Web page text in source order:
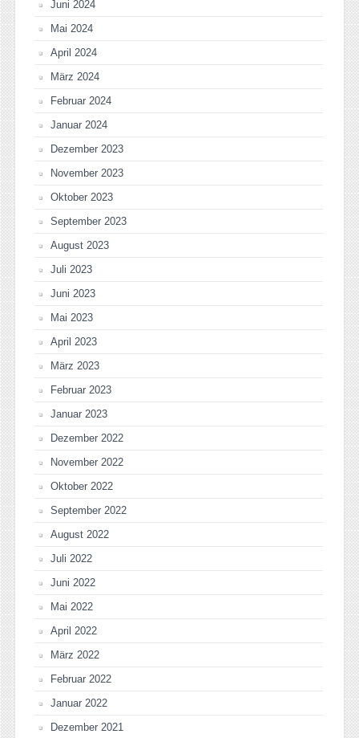
Juni 2024
Mai 2024
April 2024
März 2024
Februar 2024
Januar 2024
Dezember 2023
November 2023
Oktober 2023
September 2023
August 2023
Juli 2023
Juni 2023
Mai 2023
April 2023
März 2023
Februar 2023
Januar 2023
Dezember 2022
November 2022
Oktober 2022
September 2022
August 2022
Juli 2022
Juni 2022
Mai 2022
April 2022
März 2022
Februar 2022
Januar 2022
Dezember 2021